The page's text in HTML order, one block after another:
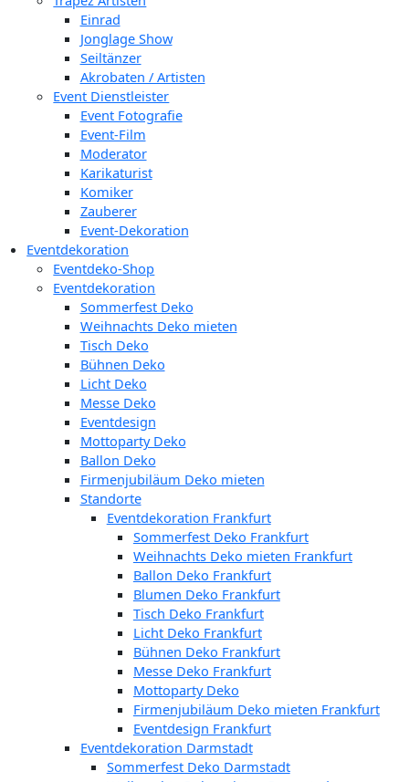
Einrad
Jonglage Show
Seiltänzer
Akrobaten / Artisten
Event Dienstleister
Event Fotografie
Event-Film
Moderator
Karikaturist
Komiker
Zauberer
Event-Dekoration
Eventdekoration
Eventdeko-Shop
Eventdekoration
Sommerfest Deko
Weihnachts Deko mieten
Tisch Deko
Bühnen Deko
Licht Deko
Messe Deko
Eventdesign
Mottoparty Deko
Ballon Deko
Firmenjubiläum Deko mieten
Standorte
Eventdekoration Frankfurt
Sommerfest Deko Frankfurt
Weihnachts Deko mieten Frankfurt
Ballon Deko Frankfurt
Blumen Deko Frankfurt
Tisch Deko Frankfurt
Licht Deko Frankfurt
Bühnen Deko Frankfurt
Messe Deko Frankfurt
Mottoparty Deko
Firmenjubiläum Deko mieten Frankfurt
Eventdesign Frankfurt
Eventdekoration Darmstadt
Sommerfest Deko Darmstadt